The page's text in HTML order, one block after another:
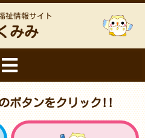
祉情報サイト
みみ
ボタンをクリック!!